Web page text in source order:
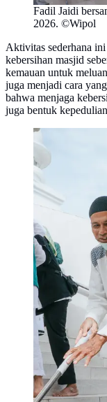
Fadil Jaidi
2026. ©Wipol
Aktivitas sederhana
kebersihan masjid
kemauan untuk
juga menjadi cara
bahwa menjaga
juga bentuk